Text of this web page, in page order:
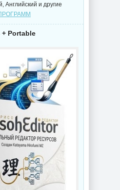
Английский и другие
Portable